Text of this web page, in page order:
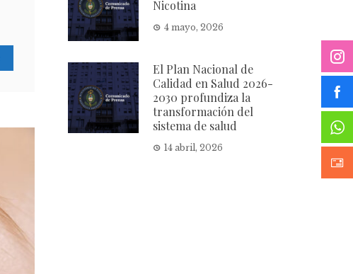
Nicotina
4 mayo, 2026
El Plan Nacional de
Calidad en Salud 2026-
2030 profundiza la
transformación del
sistema de salud
14 abril, 2026